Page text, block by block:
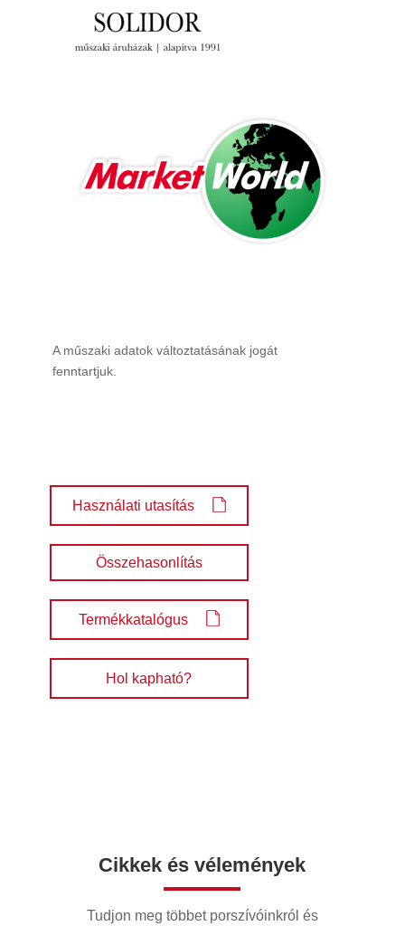
A műszaki adatok változtatásának jogát
fenntartjuk.
Használati utasítás
Összehasonlítás
Termékkatalógus
Hol kapható?
Cikkek és vélemények
Tudjon meg többet porszívóinkról és